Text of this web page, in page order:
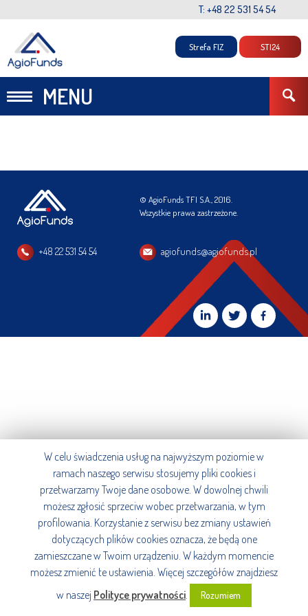
T: +48 22 531 54 54
MENU
Strefa FIZ STI24
© AgioFunds TFI S.A., 2016.
Wszystkie prawa zastrzeżone.
+48 22 531 54 54 agiofunds@agiofunds.pl
W celu świadczenia usług na najwyższym poziomie w
ramach naszego serwisu stosujemy pliki cookies i
przetwarzamy Twoje dane osobowe. W dowolnej chwili
możesz zgłosić sprzeciw wobec przetwarzania, w tym
profilowania. Korzystanie z serwisu bez zmiany ustawień
dotyczących plików cookies oznacza, że będą one
zamieszczane w Twoim urządzeniu. W każdym momencie
możesz zmienić te ustawienia. Więcej szczegółów znajdziesz
w naszej Polityce prywatności. Rozumiem